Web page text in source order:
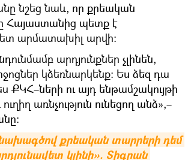
նշեց նաև, որ քրեական
Հայաստանից պետք է
արմատախիլ արվի։
արդյունքներ չլինեն,
կձեռնարկենք։ Ես ձեզ դա
ՔԿՀ–ների ու այդ ենթամշակույթի
առնչություն ունեցող անձ»,–
քրեական տարրերի դեմ
կլինի». Տիգրան